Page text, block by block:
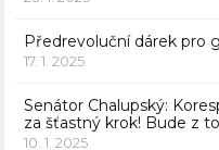
Předrevoluční dárek pro
17. 1. 2025
Senátor Chalupský:
za šťastný krok! Bude z
10. 1. 2025